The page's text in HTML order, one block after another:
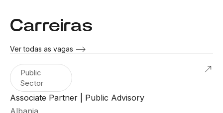
Carreiras
Ver todas as vagas
Public
Sector
Associate Partner | Public Advisory